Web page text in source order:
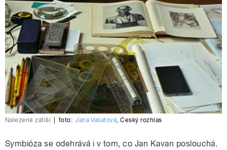
Nalezené zátiší foto: Jana Vašatová,Český rozhlas
Symbióza se odehrává i v tom, co Jan Kavan poslouchá.